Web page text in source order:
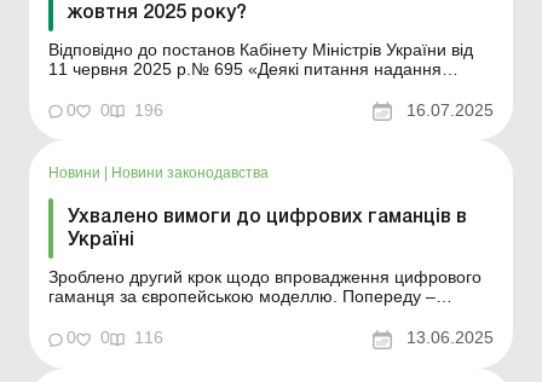
жовтня 2025 року?
Відповідно до постанов Кабінету Міністрів України від
11 червня 2025 р.№ 695 «Деякі питання надання
Пенсійним фондом України», від 25 червня 2025 р. №
765 «Деякі питання призначення та виплати державних
0 0 196 16.07.2025
Новини Новини законодавства
Ухвалено вимоги до цифрових гаманців в
Україні
Зроблено другий крок щодо впровадження цифрового
гаманця за європейською моделлю. Попереду –
затвердив постанову, яка відкриває шлях до
використання цифрових гаманців з електронною
0 0 116 13.06.2025